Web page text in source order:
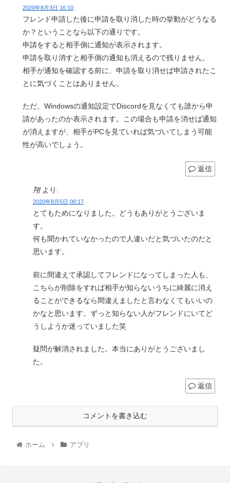
2020年8月3日 16:10
フレンド申請した後に申請を取り消した時の挙動がどうなる
か？ということなら以下の通りです。
申請をすると相手側に通知が表示されます。
申請を取り消すと相手側の通知も消えるので残りません。
相手が通知を確認する前に、申請を取り消せば申請されたこ
とに気づくことはありません。
ただ、Windowsの通知設定でDiscordを見なくても誰から申
請があったのか表示されます。この場合も申請を消せば通知
が消えますが、相手がPCを見ていれば気づいてしまう可能
性が高いでしょう。
返信
翔 より:
2020年8月5日 00:17
とてもためになりました。どうもありがとうございま
す。
何も聞かれていなかったので人違いだと気づいたのだと
思います。
前に間違えて承認してフレンドになってしまった人も、
こちらが削除をすれば相手が知らないうちに綺麗に消え
ることができるなら間違えましたと言わなくてもいいの
かなと思います。ずっと知らない人がフレンドにいてど
うしようか迷っていました笑
疑問が解消されました。本当にありがとうございまし
た。
返信
コメントを書き込む
ホーム アプリ